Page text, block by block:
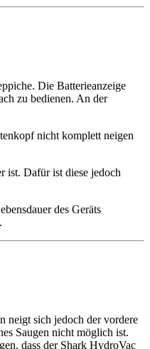
Die Batterieanzeige
zu bedienen. An der
nicht komplett neigen
ist. Dafür ist diese jedoch
des Geräts
neigt sich jedoch der vordere
Saugen nicht möglich ist.
dass der Shark HydroVac